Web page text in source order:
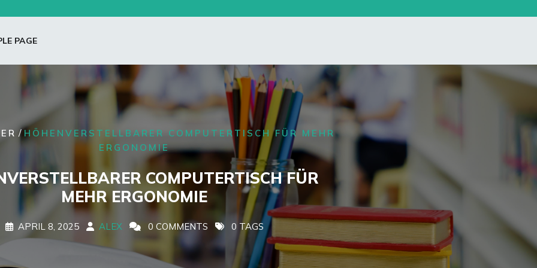
PAGE
/HÖHENVERSTELLBARER COMPUTERTISCH FÜR MEHR
ERGONOMIE
COMPUTERTISCH FÜR
MEHR ERGONOMIE
APRIL 8, 2025 ALEX 0 COMMENTS 0 TAGS